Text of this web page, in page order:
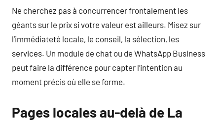
Ne cherchez pas à concurrencer frontalement les
géants sur le prix si votre valeur est ailleurs. Misez sur
l’immédiateté locale, le conseil, la sélection, les
services. Un module de chat ou de WhatsApp Business
peut faire la différence pour capter l’intention au
moment précis où elle se forme.
Pages locales au-delà de La